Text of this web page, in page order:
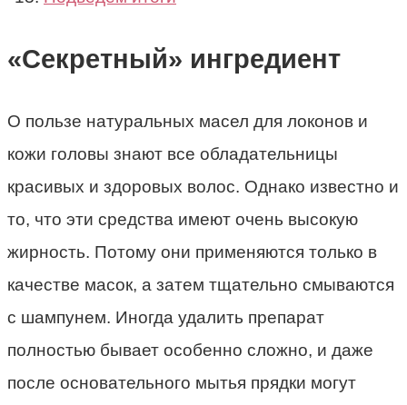
«Секретный» ингредиент
О пользе натуральных масел для локонов и
кожи головы знают все обладательницы
красивых и здоровых волос. Однако известно и
то, что эти средства имеют очень высокую
жирность. Потому они применяются только в
качестве масок, а затем тщательно смываются
с шампунем. Иногда удалить препарат
полностью бывает особенно сложно, и даже
после основательного мытья прядки могут